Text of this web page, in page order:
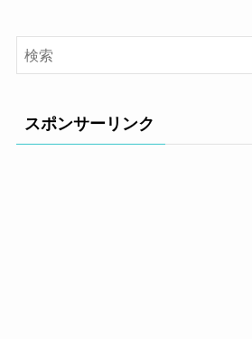
スポンサーリンク